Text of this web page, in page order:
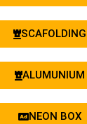
SCAFOLDING
ALUMUNIUM
NEON BOX